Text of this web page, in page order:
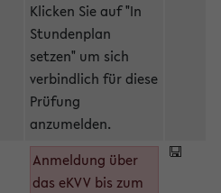
Klicken Sie auf "In
Stundenplan
setzen" um sich
verbindlich für diese
Prüfung
anzumelden.
Anmeldung über
das eKVV bis zum